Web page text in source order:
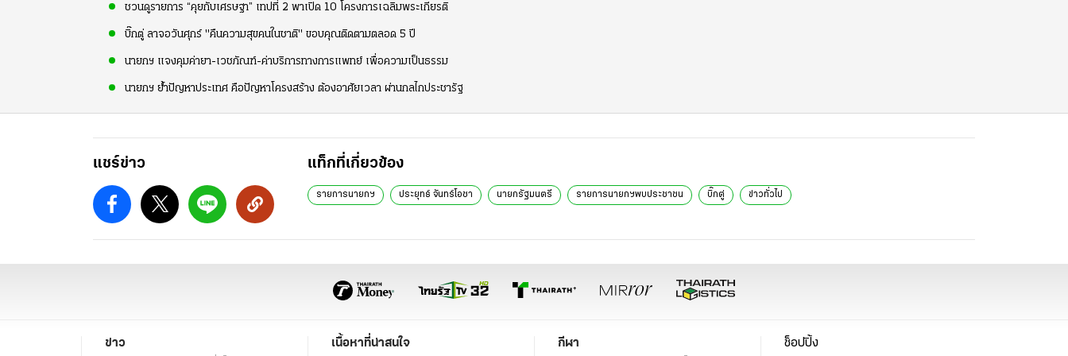
ชวนดูรายการ “คุยกับเศรษฐา” เทปที่ 2 พาเปิด 10 โครงการเฉลิมพระเกียรติ
บิ๊กตู่ ลาจอวันศุกร์ "คืนความสุขคนในชาติ" ขอบคุณติดตามตลอด 5 ปี
นายกฯ แจงคุมค่ายา-เวชภัณฑ์-ค่าบริการทางการแพทย์ เพื่อความเป็นธรรม
นายกฯ ย้ำปัญหาประเทศ คือปัญหาโครงสร้าง ต้องอาศัยเวลา ผ่านกลไกประชารัฐ
แชร์ข่าว แท็กที่เกี่ยวข้อง
รายการนายกฯ ประยุทธ์ จันทร์โอชา นายกรัฐมนตรี รายการนายกฯพบประชาชน บิ๊กตู่ ข่าวทั่วไป
ข่าว เนื้อหาที่น่าสนใจ กีฬา ช็อปปิ้ง